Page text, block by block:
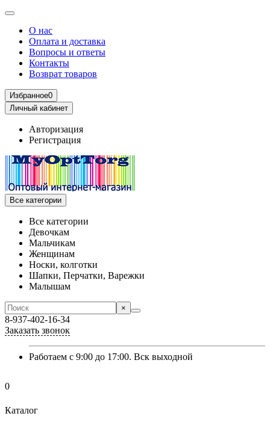
О нас
Оплата и доставка
Вопросы и ответы
Контакты
Возврат товаров
Избранное0
Личный кабинет
Авторизация
Регистрация
Все категории
Все категории
Девочкам
Мальчикам
Женщинам
Носки, колготки
Шапки, Перчатки, Варежки
Малышам
×
8-937-402-16-34
Заказать звонок
Работаем с 9:00 до 17:00. Вск выходной
0
Каталог